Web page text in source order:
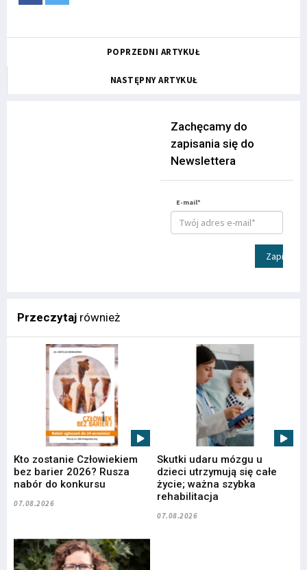
POPRZEDNI ARTYKUŁ
NASTĘPNY ARTYKUŁ
Zachęcamy do
zapisania się do
Newslettera
E-mail*
Zapisz
Przeczytaj również
Kto zostanie Człowiekiem
bez barier 2026? Rusza
nabór do konkursu
07.08.2026
Skutki udaru mózgu u
dzieci utrzymują się całe
życie; ważna szybka
rehabilitacja
07.08.2026